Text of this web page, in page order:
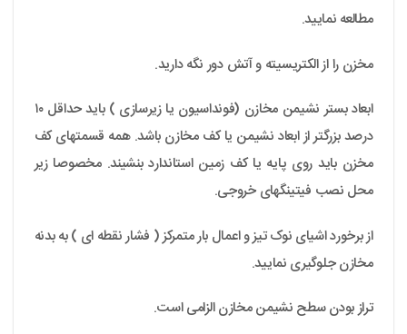
مطالعه نمایید.
مخزن را از الکتریسیته و آتش دور نگه دارید.
ابعاد بستر نشیمن مخازن (فونداسیون یا زیرسازی ) باید حداقل ۱۰
درصد بزرگتر از ابعاد نشیمن یا کف مخازن باشد. همه قسمتهای کف
مخزن باید روی پایه یا کف زمین استاندارد بنشیند. مخصوصا زیر
محل نصب فیتینگهای خروجی.
از برخورد اشیای نوک تیز و اعمال بار متمرکز ( فشار نقطه ای ) به بدنه
مخازن جلوگیری نمایید.
تراز بودن سطح نشیمن مخازن الزامی است.